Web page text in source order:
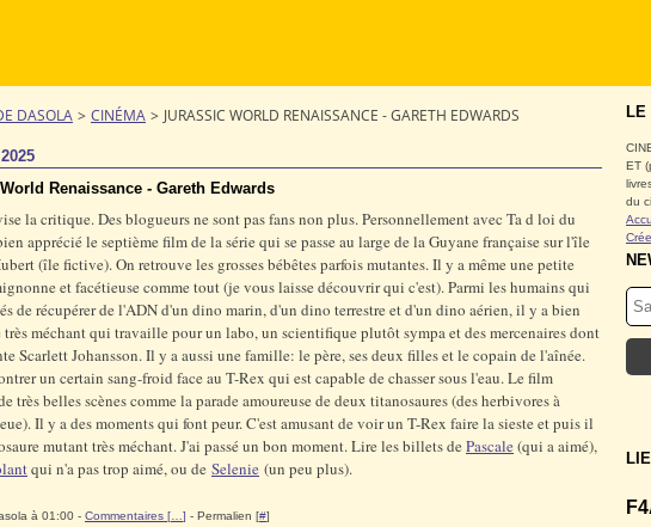
DASOLA > CINÉMA > JURASSIC WORLD RENAISSANCE - GARETH EDWARDS
Renaissance - Gareth Edwards
la critique. Des blogueurs ne sont pas fans non plus. Personnellement avec Ta d loi du
apprécié le septième film de la série qui se passe au large de la Guyane française sur l'île
(île fictive). On retrouve les grosses bébêtes parfois mutantes. Il y a même une petite
et facétieuse comme tout (je vous laisse découvrir qui c'est). Parmi les humains qui
de récupérer de l'ADN d'un dino marin, d'un dino terrestre et d'un dino aérien, il y a bien
très méchant qui travaille pour un labo, un scientifique plutôt sympa et des mercenaires dont
Scarlett Johansson. Il y a aussi une famille: le père, ses deux filles et le copain de l'aînée.
un certain sang-froid face au T-Rex qui est capable de chasser sous l'eau. Le film
très belles scènes comme la parade amoureuse de deux titanosaures (des herbivores à
Il y a des moments qui font peur. C'est amusant de voir un T-Rex faire la sieste et puis il
mutant très méchant. J'ai passé un bon moment. Lire les billets de Pascale(qui a aimé),
qui n'a pas trop aimé, ou de Selenie (un peu plus).
à 01:00 - Commentaires [ ] - Permalien [#]
LE
ET
du